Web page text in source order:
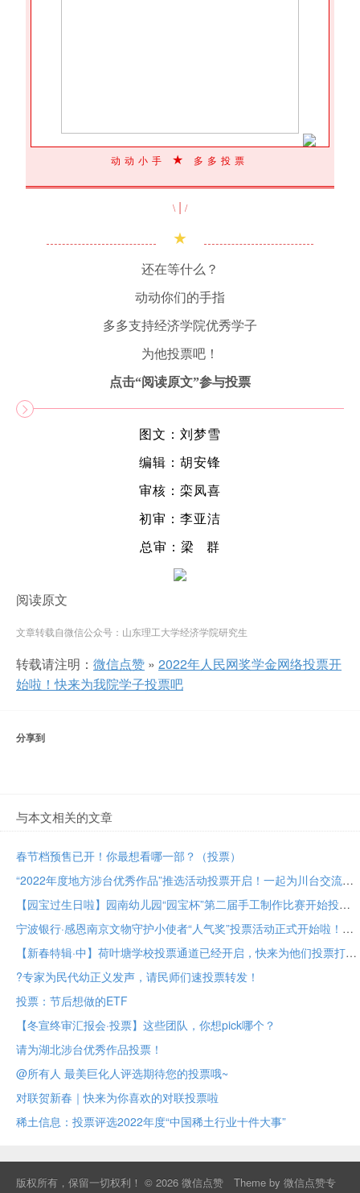
动动小手 ★ 多多投票
\| /
★
还在等什么？
动动你们的手指
多多支持经济学院优秀学子
为他投票吧！
点击“阅读原文”参与投票
图文：刘梦雪
编辑：胡安锋
审核：栾凤喜
初审：李亚洁
总审：梁 群
阅读原文
文章转载自微信公众号：山东理工大学经济学院研究生
转载请注明： 微信点赞 » 2022年人民网奖学金网络投票开
始啦！快来为我院学子投票吧
分享到
与本文相关的文章
春节档预售已开！你最想看哪一部？（投票）
“2022年度地方涉台优秀作品”推选活动投票开启！一起为川台交流成果助力！
【园宝过生日啦】园南幼儿园“园宝杯”第二届手工制作比赛开始投票啦！
宁波银行·感恩南京文物守护小使者“人气奖”投票活动正式开始啦！
【新春特辑·中】荷叶塘学校投票通道已经开启，快来为他们投票打call吧！
?专家为民代幼正义发声，请民师们速投票转发！
投票：节后想做的ETF
【冬宣终审汇报会·投票】这些团队，你想pick哪个？
请为湖北涉台优秀作品投票！
@所有人 最美巨化人评选期待您的投票哦~
对联贺新春｜快来为你喜欢的对联投票啦
稀土信息：投票评选2022年度“中国稀土行业十件大事”
版权所有，保留一切权利！ © 2026 微信点赞 Theme by 微信点赞专